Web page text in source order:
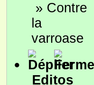
» Contre
la
varroase
Editos